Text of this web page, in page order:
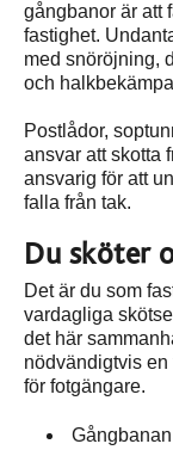
gångbanor är att
fastighet.
med snöröjning,
och
Postlådor,
ansvar att skotta
ansvarig för att
falla från tak.
Du sköter
Det är du som
vardagliga
det här
nödvändigtvis en
för fotgängare.